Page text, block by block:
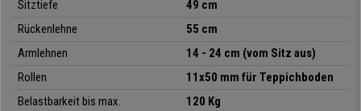
•Rückenlehne aus atmungsaktivem Netz
• Praktische Lordosenstütze
• Breite Kopfstütze
•Höhenverstellbare Armlehnen
Sitztiefe
49 cm
Rückenlehne
55 cm
Armlehnen
14 - 24 cm (vom Sitz aus)
Rollen
11x50 mm für Teppichboden
Belastbarkeit bis max.
120 Kg